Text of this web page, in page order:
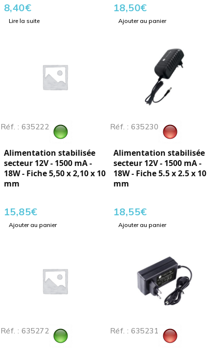
8,40€
Lire la suite
18,50€
Ajouter au panier
Réf. : 635222
Alimentation stabilisée
secteur 12V - 1500 mA -
18W - Fiche 5,50 x 2,10 x 10
mm
15,85€
Ajouter au panier
Réf. : 635230
Alimentation stabilisée
secteur 12V - 1500 mA -
18W - Fiche 5.5 x 2.5 x 10
mm
18,55€
Ajouter au panier
Réf. : 635272 Réf. : 635231